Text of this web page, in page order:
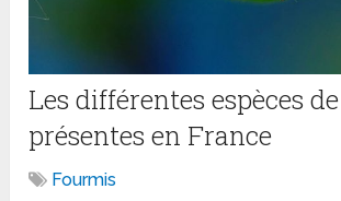
Les différentes espèces
présentes en France
Fourmis